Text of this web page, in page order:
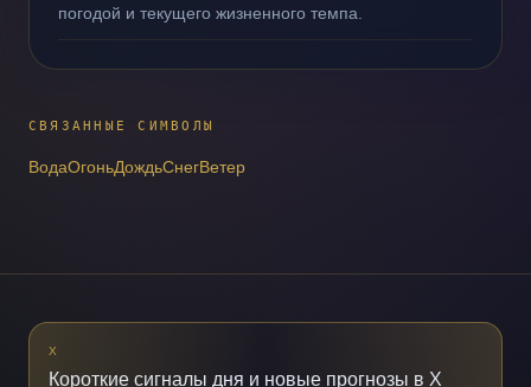
погодой и текущего жизненного темпа.
СВЯЗАННЫЕ СИМВОЛЫ
ВодаОгоньДождьСнегВетер
X
Короткие сигналы дня и новые прогнозы в X